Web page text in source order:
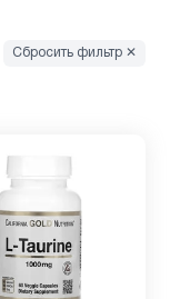
Сбросить фильтр ✕